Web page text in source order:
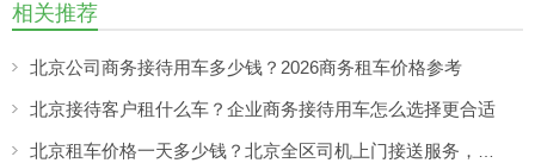
相关推荐
北京公司商务接待用车多少钱？2026商务租车价格参考
北京接待客户租什么车？企业商务接待用车怎么选择更合适
北京租车价格一天多少钱？北京全区司机上门接送服务，让出行更方便